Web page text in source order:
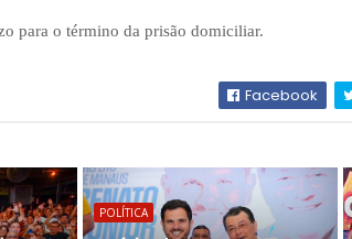
para o término da prisão domiciliar.
Facebook
POLÍTICA